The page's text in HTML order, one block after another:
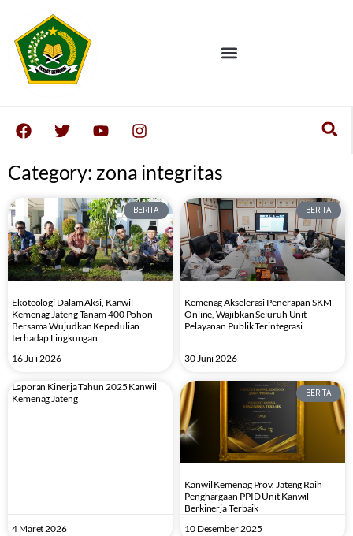
Category: zona integritas
BERITA
Ekoteologi Dalam Aksi, Kanwil
Kemenag Jateng Tanam 400 Pohon
Bersama Wujudkan Kepedulian
terhadap Lingkungan
16 Juli 2026
BERITA
Kemenag Akselerasi Penerapan SKM
Online, Wajibkan Seluruh Unit
Pelayanan Publik Terintegrasi
30 Juni 2026
Laporan Kinerja Tahun 2025 Kanwil
Kemenag Jateng
4 Maret 2026
BERITA
Kanwil Kemenag Prov. Jateng Raih
Penghargaan PPID Unit Kanwil
Berkinerja Terbaik
10 Desember 2025